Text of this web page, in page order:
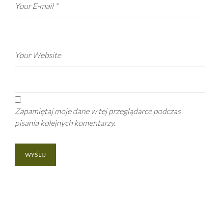
Your E-mail *
Your Website
Zapamiętaj moje dane w tej przeglądarce podczas
pisania kolejnych komentarzy.